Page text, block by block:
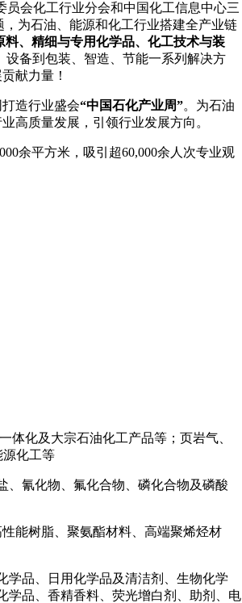
员会化工行业分会和中国化工信息中心三
为石油、能源和化工行业搭建全产业链
、精细与专用化学品、化工技术与装
备到包装、智造、节能一系列解决方
献力量！
造行业盛会“中国石化产业周”。为石油
高质量发展，引领行业发展方向。
余平方米，吸引超60,000余人次专业观
体化及大宗石油化工产品等；页岩气、
化工等
、氰化物、氟化合物、磷化合物及磷酸
能树脂、聚氨酯材料、高端聚烯烃材
学品、日用化学品及清洁剂、生物化学
学品、香精香料、荧光增白剂、助剂、电